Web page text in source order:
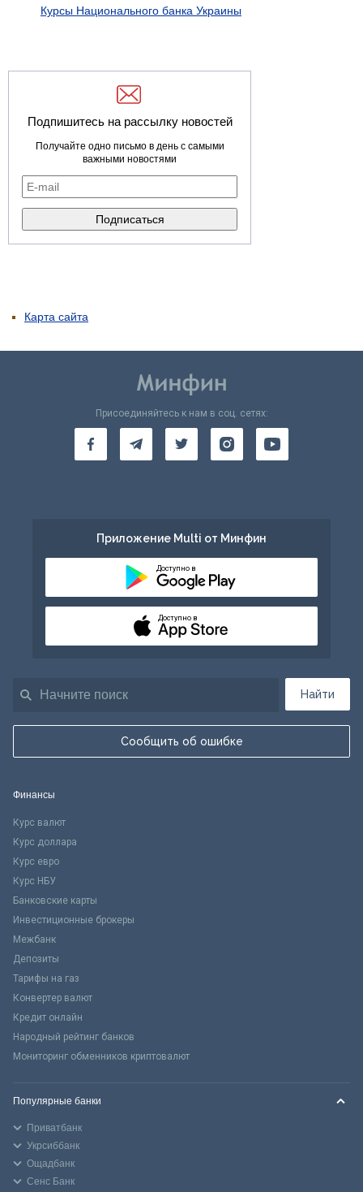
Курсы Национального банка Украины
Подпишитесь на рассылку новостей
Получайте одно письмо в день с самыми
важными новостями
Карта сайта
Найти
Сообщить об ошибке
Присоединяйтесь к нам в соц. сетях:
Приложение Multi от Минфин
Доступно в
Доступно в
Финансы
Курс валют
Курс доллара
Курс евро
Курс НБУ
Банковские карты
Инвестиционные брокеры
Межбанк
Депозиты
Тарифы на газ
Конвертер валют
Кредит онлайн
Народный рейтинг банков
Мониторинг обменников криптовалют
Популярные банки
Приватбанк
Укрсиббанк
Ощадбанк
Сенс Банк